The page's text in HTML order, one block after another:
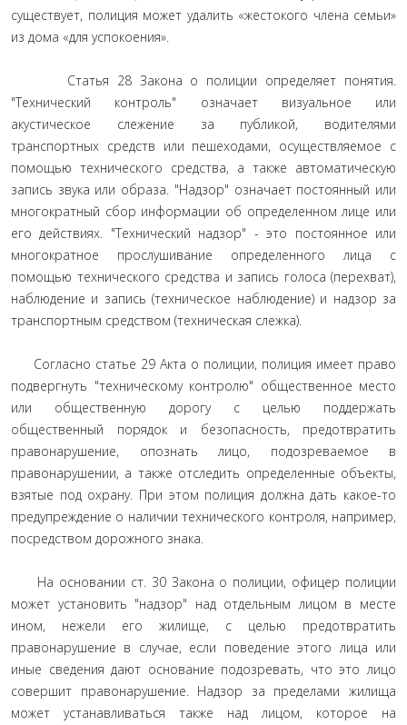
существует, полиция может удалить «жестокого члена семьи»
из дома «для успокоения».
Статья 28 Закона о полиции определяет понятия.
"Технический контроль" означает визуальное или
акустическое слежение за публикой, водителями
транспортных средств или пешеходами, осуществляемое с
помощью технического средства, а также автоматическую
запись звука или образа. "Надзор" означает постоянный или
многократный сбор информации об определенном лице или
его действиях. "Технический надзор" - это постоянное или
многократное прослушивание определенного лица с
помощью технического средства и запись голоса (перехват),
наблюдение и запись (техническое наблюдение) и надзор за
транспортным средством (техническая слежка).
Согласно статье 29 Акта о полиции, полиция имеет право
подвергнуть "техническому контролю" общественное место
или общественную дорогу с целью поддержать
общественный порядок и безопасность, предотвратить
правонарушение, опознать лицо, подозреваемое в
правонарушении, а также отследить определенные объекты,
взятые под охрану. При этом полиция должна дать какое-то
предупреждение о наличии технического контроля, например,
посредством дорожного знака.
На основании ст. 30 Закона о полиции, офицер полиции
может установить "надзор" над отдельным лицом в месте
ином, нежели его жилище, с целью предотвратить
правонарушение в случае, если поведение этого лица или
иные сведения дают основание подозревать, что это лицо
совершит правонарушение. Надзор за пределами жилища
может устанавливаться также над лицом, которое на